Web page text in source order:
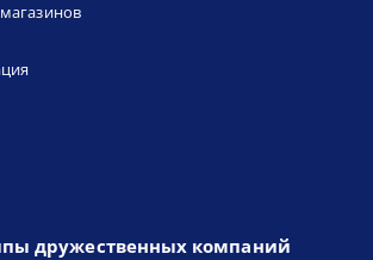
дружественных компаний